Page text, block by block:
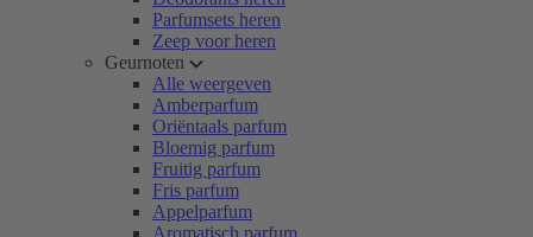
Parfumsets heren
Zeep voor heren
Geurnoten
Alle weergeven
Amberparfum
Oriëntaals parfum
Bloemig parfum
Fruitig parfum
Fris parfum
Appelparfum
Aromatisch parfum